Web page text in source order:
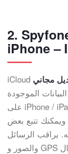
2.
iPhone –
الموجودة
على iPhone / iPad إلى iCloud. الحصول على معرف Apple
تتبع بعض
يراقب الرسائل
والصور و GPS ومقاطع الفيديو والملاحظات وجهات الاتصال